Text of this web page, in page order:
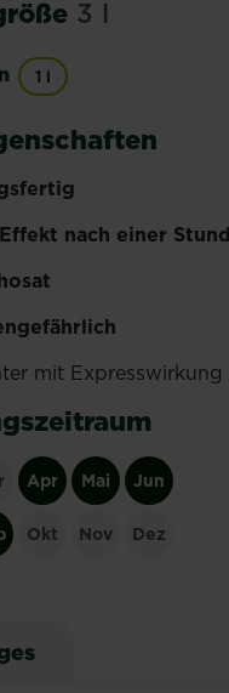
3 l
1 l
nach einer
mit
Apr Mai Jun
Okt Nov Dez